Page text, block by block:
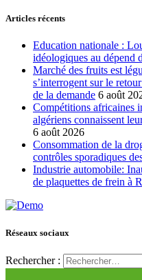
Articles récents
Education nationale :
idéologiques au dépend
Marché des fruits est
s’interrogent sur le
de la demande 6 août
Compétitions africaines
algériens connaissent
6 août 2026
Consommation de la
contrôles sporadiques
Industrie automobile:
de plaquettes de frein à
Réseaux sociaux
Rechercher :